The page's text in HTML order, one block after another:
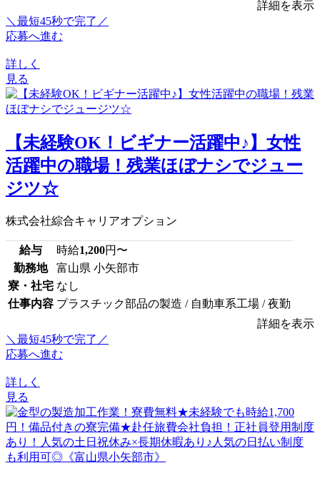
詳細を表示
＼最短45秒で完了／
応募へ進む
詳しく
見る
【未経験OK！ビギナー活躍中♪】女性
活躍中の職場！残業ほぼナシでジュー
ジツ☆
株式会社綜合キャリアオプション
給与 時給1,200円〜
勤務地
富山県 小矢部市
寮・社宅 なし
仕事内容 プラスチック部品の製造 / 自動車系工場 / 夜勤
詳細を表示
＼最短45秒で完了／
応募へ進む
詳しく
見る